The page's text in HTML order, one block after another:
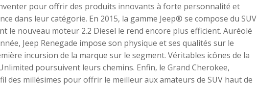
pour offrir des produits innovants à forte personnalité et
dans leur catégorie. En 2015, la gamme Jeep® se compose du SUV
le nouveau moteur 2.2 Diesel le rend encore plus efficient. Auréolé
Jeep Renegade impose son physique et ses qualités sur le
incursion de la marque sur le segment. Véritables icônes de la
poursuivent leurs chemins. Enfin, le Grand Cherokee,
des millésimes pour offrir le meilleur aux amateurs de SUV haut de